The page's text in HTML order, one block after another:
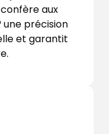
aux
précision
et garantit